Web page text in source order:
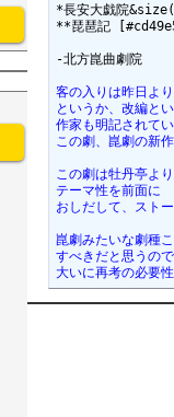
*長安大戯院
**琵琶記
-北方崑曲劇院
客の入りは昨日よ
というか、改編と
作家も明記されて
この劇、崑劇の新
この劇は牡丹亭よ
テーマ性を前面に
おしだして、スト
崑劇みたいな劇種
すべきだと思うの
大いに再考の必要